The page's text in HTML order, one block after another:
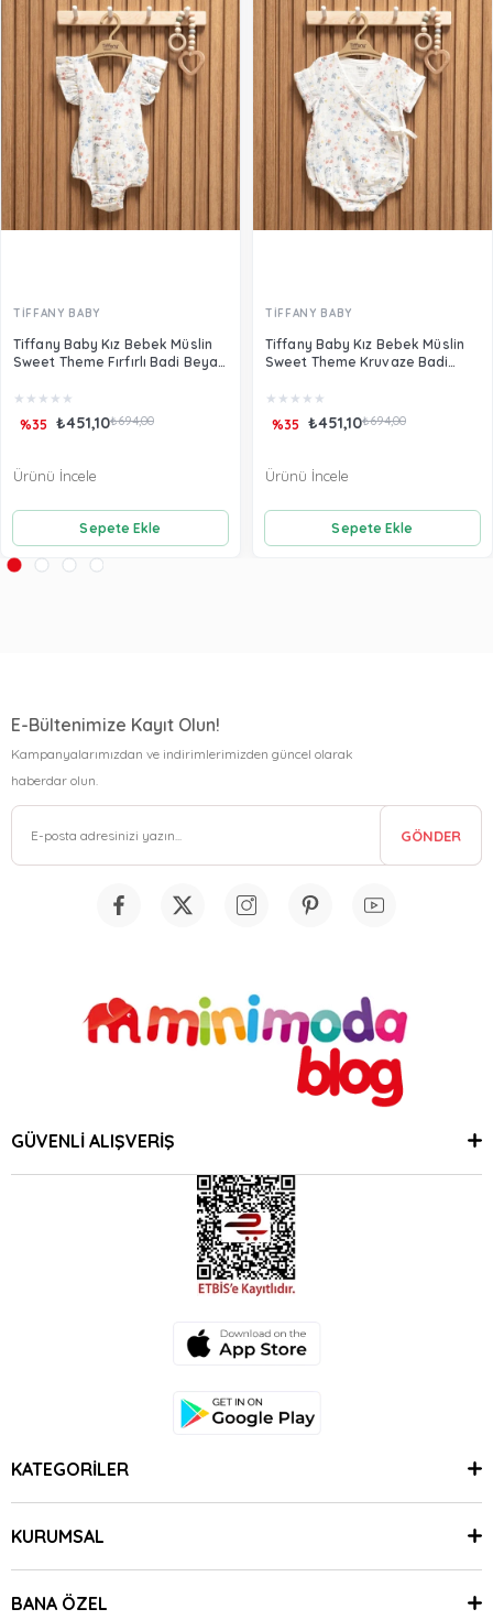
TİFFANY BABY
Tiffany Baby Kız Bebek Müslin
Sweet Theme Fırfırlı Badi Beyaz
★ ★ ★ ★ ★
₺451,10₺694,00
%35
Sepete Ekle
Ürünü İncele
TİFFANY BABY
Tiffany Baby Kız Bebek Müslin
Sweet Theme Kruvaze Badi
★ ★ ★ ★ ★
₺451,10₺694,00
%35
Sepete Ekle
Ürünü İncele
E-Bültenimize Kayıt Olun!
Kampanyalarımızdan ve indirimlerimizden güncel olarak
haberdar olun.
GÖNDER
GÜVENLİ ALIŞVERİŞ
KATEGORİLER
KURUMSAL
BANA ÖZEL